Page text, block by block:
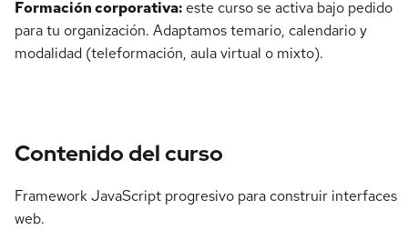
Formación corporativa: este curso se activa bajo pedido
para tu organización. Adaptamos temario, calendario y
modalidad (teleformación, aula virtual o mixto).
Contenido del curso
Framework JavaScript progresivo para construir interfaces
web.